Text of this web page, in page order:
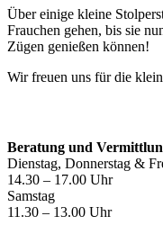
Über einige kleine
Frauchen gehen, bis sie
Zügen genießen können!
Wir freuen uns für die
Beratung und
Dienstag, Donnerstag &
14.30 – 17.00 Uhr
Samstag
11.30 – 13.00 Uhr